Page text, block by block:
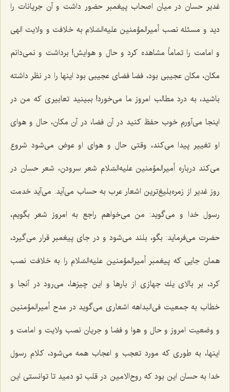
غدیر حسان در میان اصحاب پیغمبر حضور داشت و آن جریانات را
دید و مسئله نصب أمیرالمؤمنین علیه‌السّلام به خلافت و ولایت الهی
و امامت را تماماً مشاهده كرد و حال و هوایش! برداشت و نمی‌دانم
مكان، مكان عجیبی بود، فضا فضای عجیبی بود اینها را در نظر داشته
باشید، به درد مطالب امروز ما می‌خورد! ببینید تعابیری كه من در
اینجا می‌آورم خوب حفظ كنید در آن فضا، در آن مكان، حال و هوای
او تغییر پیدا می‌كند، وقتی حال و هوای او عوض می‌شود شروع
می‌كند درباره أمیرالمؤمنین علیه‌السّلام شعر سرودن، شعر حسان در
روز غدیر از زمره‌بلیغ‌ترین اشعار عرب به حساب می‌آید. می‌آید خدمت
رسول خدا و می‌گوید: من می‌خواهم راجع به امروز شعر بگویم،
حضرت می‌فرماید: بگو، بلند می‌شود و در جای پیغمبر قرار می‌گیرد،
همان جایی كه پیغمبر أمیرالمؤمنین علیه‌السّلام را به خلافت نصب
كرد، بر بالای یك جهازی از بارها و این چیزها، می‌رود در آنجا و
خطاب به جمعیت فی‌البداهه اشعاری می‌گوید در مدح أمیرالمؤمنین
و وضعیت امروز و حال و هوا و فضا و جریان نصب ولایت و امامت و
اینها، به طوری كه مورد تعجب و اعجاب همه می‌شود، كلام رسول
خدا به حسان این بود كه روح‌الامین در قلب تو دمید تا توانستی این